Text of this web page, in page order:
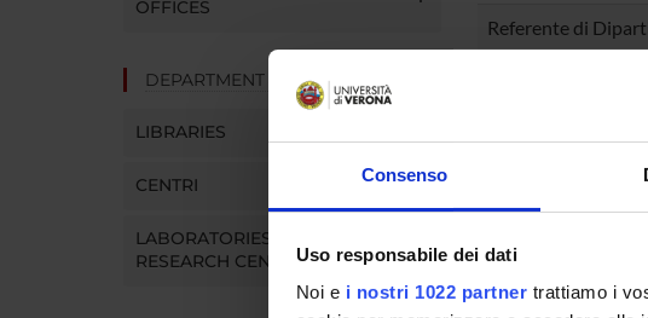
Consenso
Uso responsabile dei dati
Noi e i nostri 1022 partner trattiamo i
OFFICES
DEPARTMENT FACILITIES
LIBRARIES
CENTRI
LABORATORIES AND
RESEARCH CENTRES
Referente di
Referente Rete
Referente di